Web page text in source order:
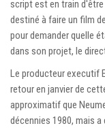
script est en train d'être
destiné à faire un film
pour demander quelle
dans son projet, le
Le producteur executif
retour en janvier de
approximatif que
décennies 1980, mais